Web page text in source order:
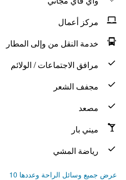
مركز أعمال
خدمة النقل من وإلى المطار
مرافق الاجتماعات / الولائم
مجفف الشعر
مصعد
ميني بار
رياضة المشي
عرض جميع وسائل الراحة وعددها 10